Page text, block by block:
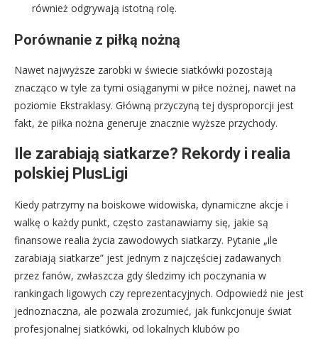
również odgrywają istotną rolę.
Porównanie z piłką nożną
Nawet najwyższe zarobki w świecie siatkówki pozostają
znacząco w tyle za tymi osiąganymi w piłce nożnej, nawet na
poziomie Ekstraklasy. Główną przyczyną tej dysproporcji jest
fakt, że piłka nożna generuje znacznie wyższe przychody.
Ile zarabiają siatkarze? Rekordy i realia
polskiej PlusLigi
Kiedy patrzymy na boiskowe widowiska, dynamiczne akcje i
walkę o każdy punkt, często zastanawiamy się, jakie są
finansowe realia życia zawodowych siatkarzy. Pytanie „ile
zarabiają siatkarze” jest jednym z najczęściej zadawanych
przez fanów, zwłaszcza gdy śledzimy ich poczynania w
rankingach ligowych czy reprezentacyjnych. Odpowiedź nie jest
jednoznaczna, ale pozwala zrozumieć, jak funkcjonuje świat
profesjonalnej siatkówki, od lokalnych klubów po